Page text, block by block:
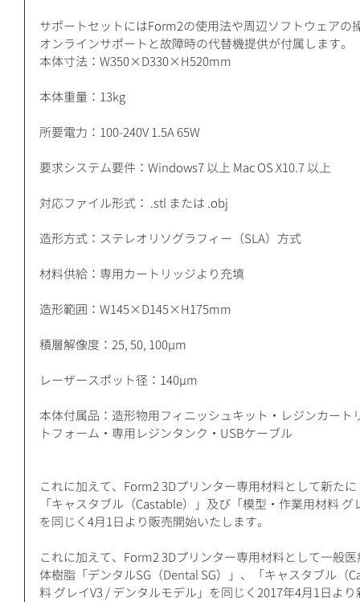
サポートセットにはForm2の使用法や周辺ソフトウェアの
オンラインサポートと故障時の代替機提供が付属します。
本体寸法：W350×D330×H520mm
本体重量：13kg
所要電力：100-240V 1.5A 65W
要求システム要件：Windows7 以上 Mac OS X10.7 以上
対応ファイル形式： .stl または .obj
造形方式：ステレオリソグラフィー（SLA）方式
材料供給：専用カートリッジより充填
造形範囲：W145×D145×H175mm
積層解像度：25, 50, 100μm
レーザースポット径：140μm
本体付属品：造形物用フィニッシュキット・レジンカート
トフォーム・専用レジンタンク・USBケーブル
これに加えて、Form2 3Dプリンター専用材料として新た
「キャスタブル（Castable）」及び「模型・作業用材料
を同じく4月1日より販売開始いたします。
これに加えて、Form2 3Dプリンター専用材料として一般
体樹脂「デンタルSG（Dental SG）」、「キャスタブル（
料 グレイV3 / デンタルモデル」を同じく2017年4月1日よ